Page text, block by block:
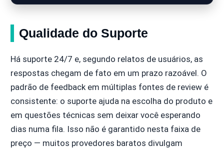
Qualidade do Suporte
Há suporte 24/7 e, segundo relatos de usuários, as
respostas chegam de fato em um prazo razoável. O
padrão de feedback em múltiplas fontes de review é
consistente: o suporte ajuda na escolha do produto e
em questões técnicas sem deixar você esperando
dias numa fila. Isso não é garantido nesta faixa de
preço — muitos provedores baratos divulgam